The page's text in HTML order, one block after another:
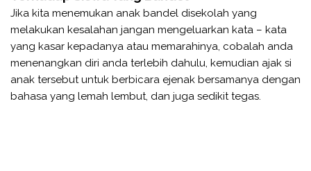
Jika kita menemukan anak bandel disekolah yang
melakukan kesalahan jangan mengeluarkan kata – kata
yang kasar kepadanya atau memarahinya, cobalah anda
menenangkan diri anda terlebih dahulu, kemudian ajak si
anak tersebut untuk berbicara ejenak bersamanya dengan
bahasa yang lemah lembut, dan juga sedikit tegas.